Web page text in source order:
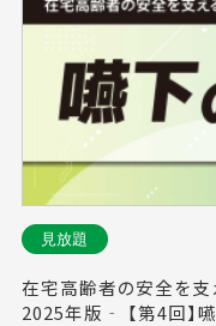
見放題
在宅高齢者の安全を
2025年版‐ 【第4回】